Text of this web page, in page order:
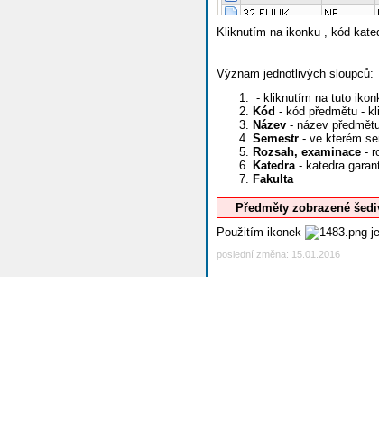
Kliknutím na ikonku , kód
Význam jednotlivých sloupců:
- kliknutím na tuto
Kód - kód předmětu -
Název - název
Semestr - ve kterém
Rozsah, examinace -
Katedra- katedra
Fakulta
Předměty zobrazené
Použitím ikonek
poslední změna: 15.01.2016